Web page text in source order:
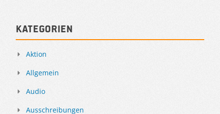
Kategorien
Aktion
Allgemein
Audio
Ausschreibungen